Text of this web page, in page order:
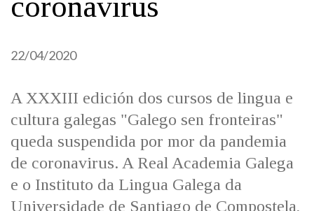
IDENTIDADE CORPORATIVA
FIGURAS HOMENAXEADAS
PORTAL DAS PALABRAS
Facebook
TwitterYoutubeInstagramBluesky
22/04/2020
A XXXIII edición dos cursos de lingua e
cultura galegas "Galego sen fronteiras"
queda suspendida por mor da pandemia
de coronavirus. A Real Academia Galega
e o Instituto da Lingua Galega da
Universidade de Santiago de Compostela,